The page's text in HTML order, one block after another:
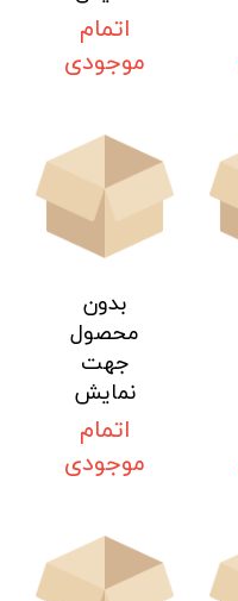
اتمام
موجودی
بدون
محصول
جهت
نمایش
اتمام
موجودی